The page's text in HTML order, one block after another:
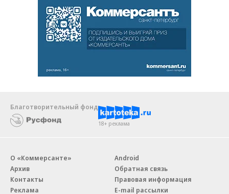
Благотворительный фонд
18+ реклама
О «Коммерсанте»
Архив
Контакты
Реклама
Android
Обратная связь
Правовая информация
E-mail рассылки